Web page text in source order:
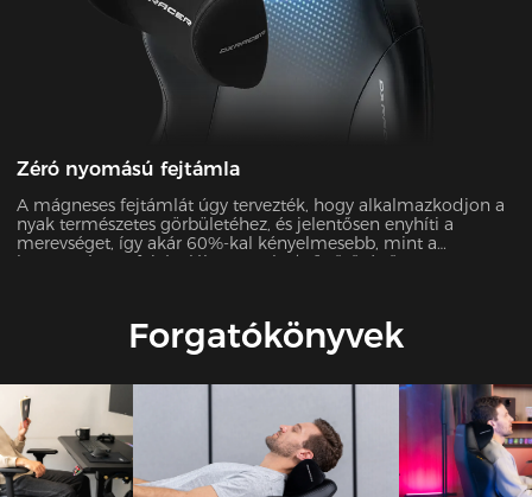
Zéró nyomású fejtámla
A mágneses fejtámlát úgy tervezték, hogy alkalmazkodjon a
nyak természetes görbületéhez, és jelentősen enyhíti a
merevséget, így akár 60%-kal kényelmesebb, mint a
hagyományos fejtámlák. Az 50 kg/m³ sűrűségű, 12 cm-es
Forgatókönyvek